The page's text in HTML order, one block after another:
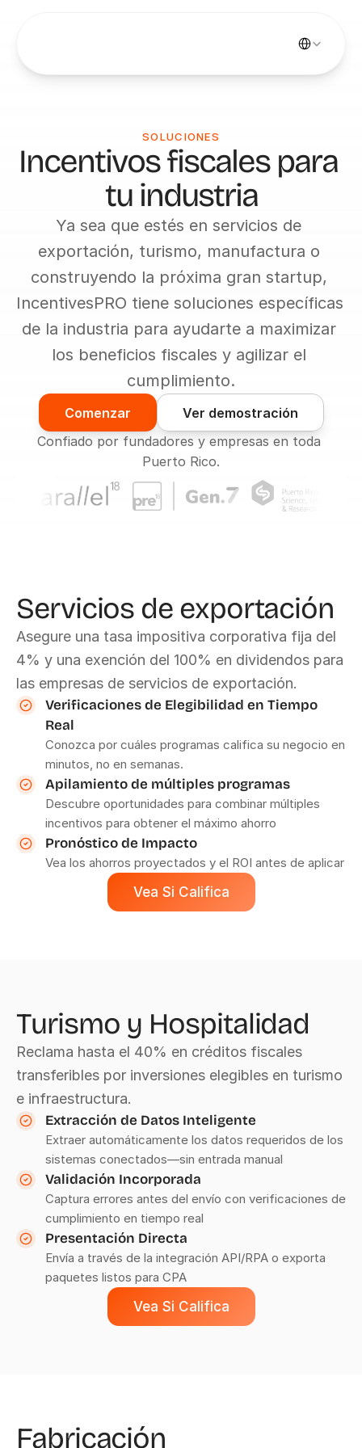
SOLUCIONES
Incentivos fiscales para
tu industria
Ya sea que estés en servicios de
exportación, turismo, manufactura o
construyendo la próxima gran startup,
IncentivesPRO tiene soluciones específicas
de la industria para ayudarte a maximizar
los beneficios fiscales y agilizar el
cumplimiento.
Comenzar
Ver demostración
Confiado por fundadores y empresas en toda
Puerto Rico.
Servicios de exportación
Asegure una tasa impositiva corporativa fija del
4% y una exención del 100% en dividendos para
las empresas de servicios de exportación.
Verificaciones de Elegibilidad en Tiempo
Real
Conozca por cuáles programas califica su negocio en
minutos, no en semanas.
Apilamiento de múltiples programas
Descubre oportunidades para combinar múltiples
incentivos para obtener el máximo ahorro
Pronóstico de Impacto
Vea los ahorros proyectados y el ROI antes de aplicar
Vea Si Califica
Turismo y Hospitalidad
Reclama hasta el 40% en créditos fiscales
transferibles por inversiones elegibles en turismo
e infraestructura.
Extracción de Datos Inteligente
Extraer automáticamente los datos requeridos de los
sistemas conectados—sin entrada manual
Validación Incorporada
Captura errores antes del envío con verificaciones de
cumplimiento en tiempo real
Presentación Directa
Envía a través de la integración API/RPA o exporta
paquetes listos para CPA
Vea Si Califica
Fabricación